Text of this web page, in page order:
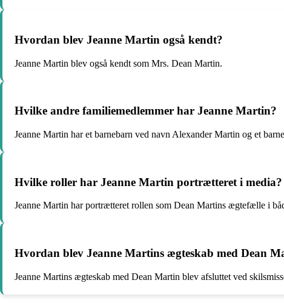
Hvordan blev Jeanne Martin også kendt?
Jeanne Martin blev også kendt som Mrs. Dean Martin.
Hvilke andre familiemedlemmer har Jeanne Martin?
Jeanne Martin har et barnebarn ved navn Alexander Martin og et
Hvilke roller har Jeanne Martin portrætteret i media?
Jeanne Martin har portrætteret rollen som Dean Martins ægtefælle i
Hvordan blev Jeanne Martins ægteskab med Dean
Jeanne Martins ægteskab med Dean Martin blev afsluttet ved